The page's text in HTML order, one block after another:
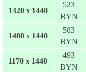
1320 х 1440
523
BYN
1480 х 1440
583
BYN
1170 х 1440
493
BYN